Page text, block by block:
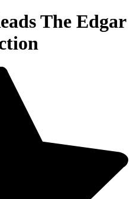
The Edgar